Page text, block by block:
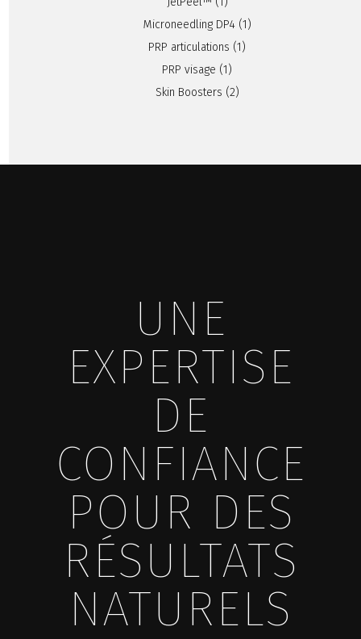
Microneedling DP4(1)
PRP articulations (1)
PRP visage (1)
Skin Boosters (2)
UNE
EXPERTISE
DE
CONFIANCE
POUR DES
RÉSULTATS
NATURELS